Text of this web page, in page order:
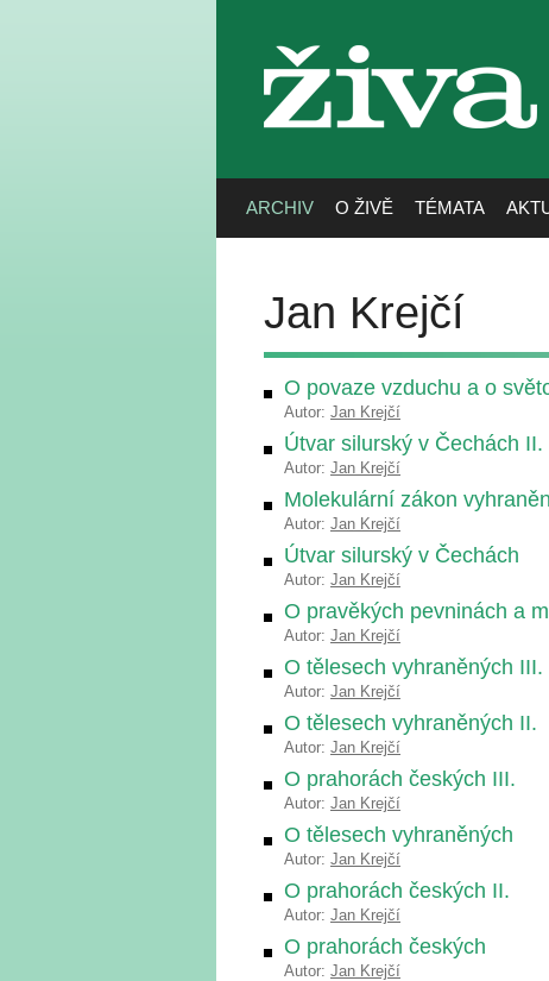
živa
ARCHIV O ŽIVĚ TÉMATA
Jan Krejčí
O povaze vzduchu a o
Autor: Jan Krejčí
Útvar silurský v Čechách II.
Autor: Jan Krejčí
Molekulární zákon
Autor: Jan Krejčí
Útvar silurský v Čechách
Autor: Jan Krejčí
O pravěkých pevninách a
Autor: Jan Krejčí
O tělesech vyhraněných III.
Autor: Jan Krejčí
O tělesech vyhraněných II.
Autor: Jan Krejčí
O prahorách českých III.
Autor: Jan Krejčí
O tělesech vyhraněných
Autor: Jan Krejčí
O prahorách českých II.
Autor: Jan Krejčí
O prahorách českých
Autor: Jan Krejčí